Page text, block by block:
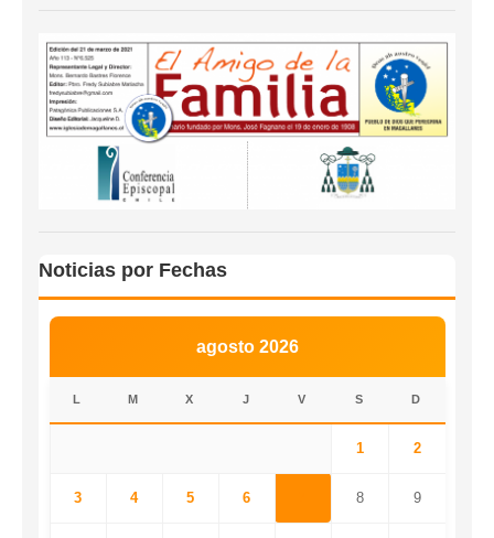
Noticias por Fechas
agosto 2026
L M X J V S D
1 2
3 4 5 6 8 9